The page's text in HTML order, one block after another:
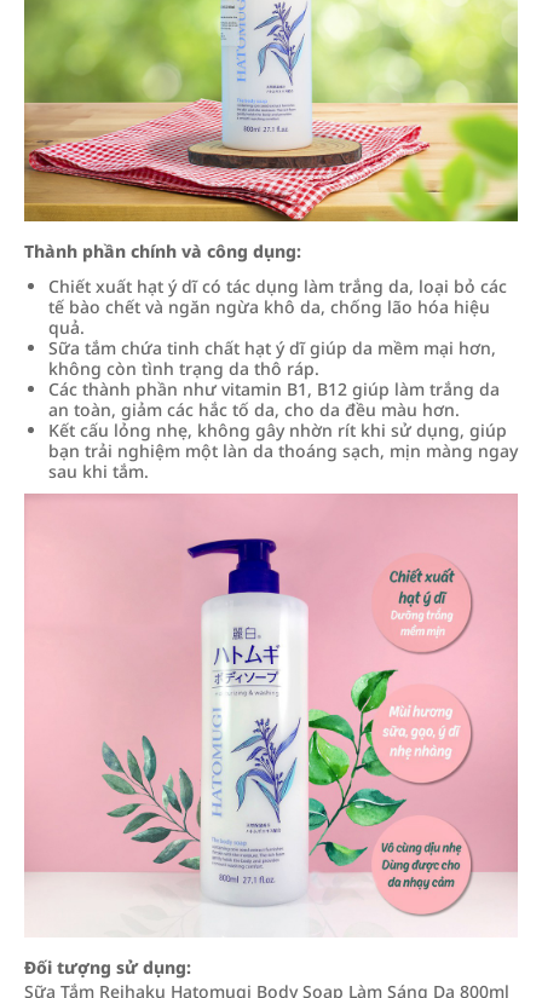
Thành phần chính và công dụng:
Chiết xuất hạt ý dĩ có tác dụng làm trắng da, loại bỏ các
tế bào chết và ngăn ngừa khô da, chống lão hóa hiệu
quả.
Sữa tắm chứa tinh chất hạt ý dĩ giúp da mềm mại hơn,
không còn tình trạng da thô ráp.
Các thành phần như vitamin B1, B12 giúp làm trắng da
an toàn, giảm các hắc tố da, cho da đều màu hơn.
Kết cấu lỏng nhẹ, không gây nhờn rít khi sử dụng, giúp
bạn trải nghiệm một làn da thoáng sạch, mịn màng ngay
sau khi tắm.
Đối tượng sử dụng:
Sữa Tắm Reihaku Hatomugi Body Soap Làm Sáng Da 800ml